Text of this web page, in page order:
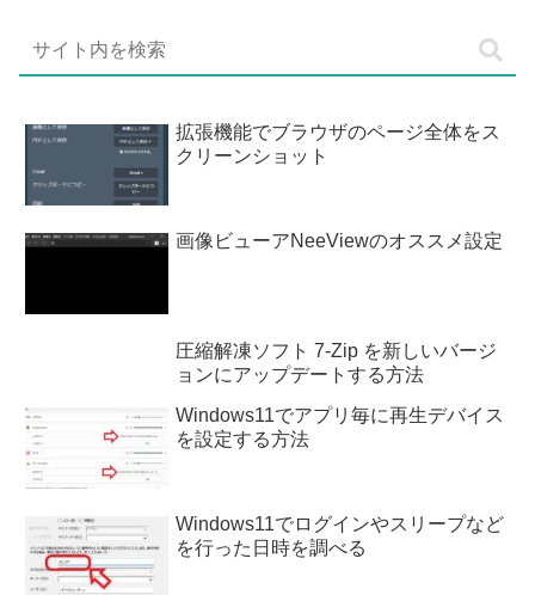
拡張機能でブラウザのページ全体をス
クリーンショット
画像ビューアNeeViewのオススメ設定
圧縮解凍ソフト 7-Zip を新しいバージ
ョンにアップデートする方法
Windows11でアプリ毎に再生デバイス
を設定する方法
Windows11でログインやスリープなど
を行った日時を調べる